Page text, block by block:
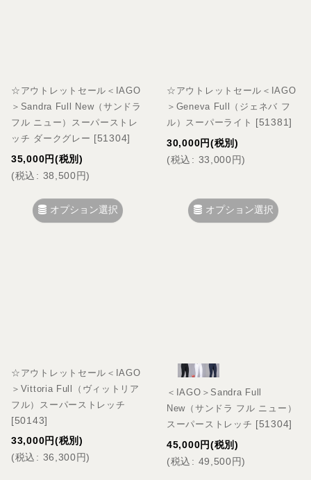
☆アウトレットセール＜IAGO
＞Sandra Full New（サンドラ
フル ニュー）スーパーストレ
ッチ ダークグレー [51304]
35,000円(税別)
(税込 : 38,500円)
オプション選択
☆アウトレットセール＜IAGO
＞Geneva Full（ジェネバ フ
ル）スーパーライト [51381]
30,000円(税別)
(税込 : 33,000円)
オプション選択
☆アウトレットセール＜IAGO
＞Vittoria Full（ヴィットリア
フル）スーパーストレッチ
[50143]
33,000円(税別)
(税込 : 36,300円)
＜IAGO＞Sandra Full
New（サンドラ フル ニュー）
スーパーストレッチ [51304]
45,000円(税別)
(税込 : 49,500円)